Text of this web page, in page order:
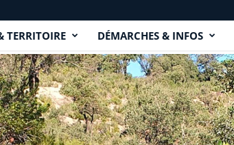
TERRITOIRE DÉMARCHES & INFOS